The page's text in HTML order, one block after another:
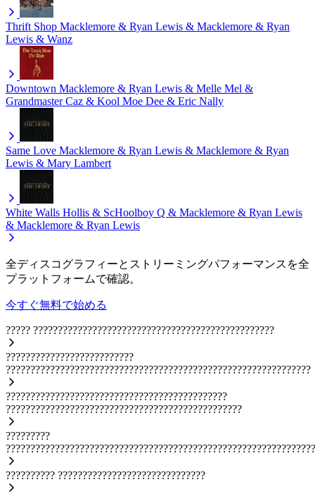
Thrift Shop Macklemore & Ryan Lewis & Macklemore & Ryan
Lewis & Wanz
Downtown Macklemore & Ryan Lewis & Melle Mel &
Grandmaster Caz & Kool Moe Dee & Eric Nally
Same Love Macklemore & Ryan Lewis & Macklemore & Ryan
Lewis & Mary Lambert
White Walls Hollis & ScHoolboy Q & Macklemore & Ryan Lewis
& Macklemore & Ryan Lewis
全ディスコグラフィーとストリーミングパフォーマンスを全
プラットフォームで確認。
今すぐ無料で始める
????? ?????????????????????????????????????????????????
??????????????????????????
??????????????????????????????????????????????????????????????
?????????????????????????????????????????????
????????????????????????????????????????????????
?????????
?????????? ??????????????????????????????